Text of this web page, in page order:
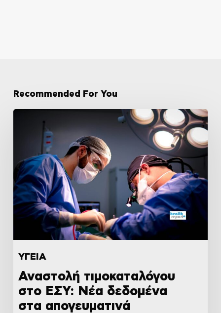
Recommended For You
ΥΓΕΙΑ
Αναστολή τιμοκαταλόγου
στο ΕΣΥ: Νέα δεδομένα
στα απογευματινά